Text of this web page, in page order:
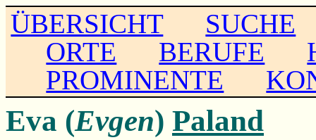
ÜBERSICHT
SUCHE
ORTE
BERUFE
PROMINENTE
Eva (Evgen) Paland